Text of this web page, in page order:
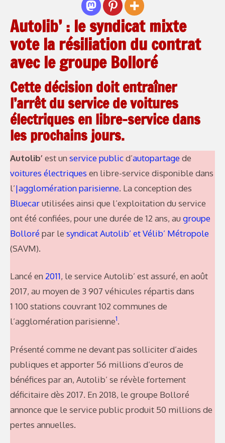
Autolib’ : le syndicat mixte
vote la résiliation du contrat
avec le groupe Bolloré
Cette décision doit entraîner
l’arrêt du service de voitures
électriques en libre-service dans
les prochains jours.
Autolib’ est un service publicd’autopartagede
voitures électriques en libre-service disponible dans
l’|agglomération parisienne. La conception des
Bluecarutilisées ainsi que l’exploitation du service
ont été confiées, pour une durée de 12 ans, au groupe
Bollorépar le syndicat Autolib’ et Vélib’ Métropole
(SAVM).
Lancé en 2011, le service Autolib’ est assuré, en août
2017, au moyen de 3 907 véhicules répartis dans
1 100 stations couvrant 102 communes de
l’agglomération parisienne1.
Présenté comme ne devant pas solliciter d’aides
publiques et apporter 56 millions d’euros de
bénéfices par an, Autolib’ se révèle fortement
déficitaire dès 2017. En 2018, le groupe Bolloré
annonce que le service public produit 50 millions de
pertes annuelles.